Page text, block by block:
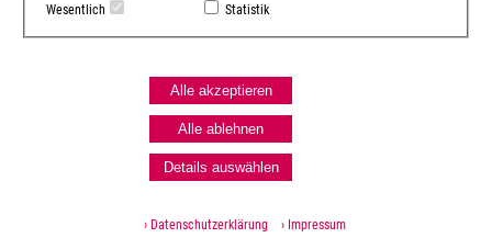
Wesentlich Statistik
Alle akzeptieren
Alle ablehnen
Details auswählen
› Datenschutzerklärung › Impressum